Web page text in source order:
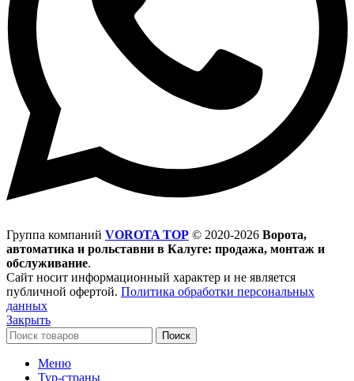
Группа компаний VOROTA TOP © 2020-2026 Ворота,
автоматика и рольставни в Калуге: продажа, монтаж и
обслуживание.
Сайт носит информационный характер и не является
публичной офертой. Политика обработки персональных
данных
Закрыть
Поиск
Меню
Тур-страны